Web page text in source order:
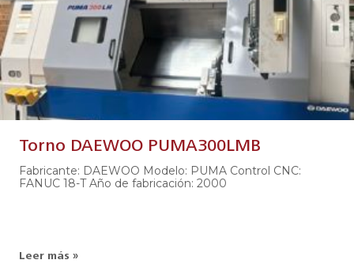
Torno DAEWOO PUMA300LMB
Fabricante: DAEWOO Modelo: PUMA Control CNC:
FANUC 18-T Año de fabricación: 2000
Leer más »